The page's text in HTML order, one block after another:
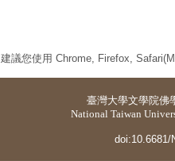
建議您使用 Chrome, Firefox,
臺灣大學文學院佛
National Taiwan
doi:10.6681/